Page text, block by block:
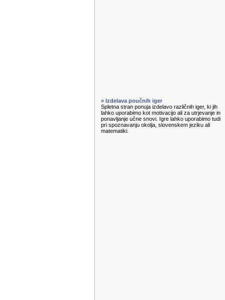
» Izdelava poučnih iger
Spletna stran ponuja izdelavo različnih iger, ki jih
lahko uporabimo kot motivacijo ali za utrjevanje in
ponavljanje učne snovi. Igre lahko uporabimo tudi
pri spoznavanju okolja, slovenskem jeziku ali
matematiki.